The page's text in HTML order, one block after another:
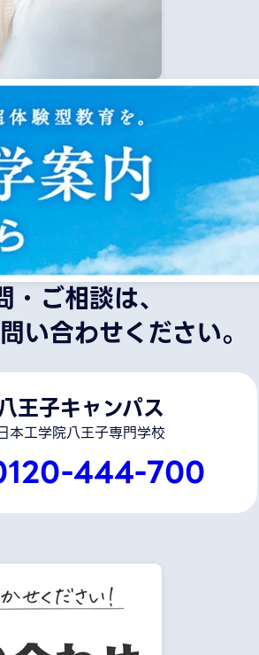
ご相談は、
い合わせください。
王子キャンパス
本工学院八王子専門学校
444-700